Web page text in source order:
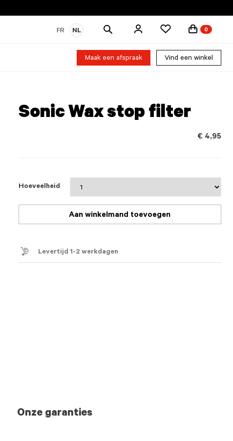
FR NL
Zoek
0
Maak een afspraak Vind een winkel
Sonic Wax stop filter
€ 4,95
Hoeveelheid
Aan winkelmand toevoegen
Levertijd 1-2 werkdagen
Onze garanties